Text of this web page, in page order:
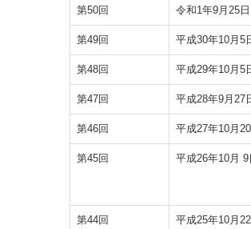
第50回 令和1年9月25日
第49回 平成30年10月5
第48回 平成29年10月5
第47回 平成28年9月27
第46回 平成27年10月20
第45回 平成26年10月 9
第44回 平成25年10月22